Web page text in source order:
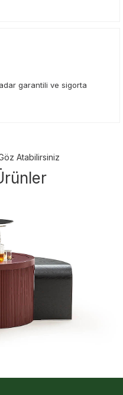
garantili ve sigorta
Atabilirsiniz